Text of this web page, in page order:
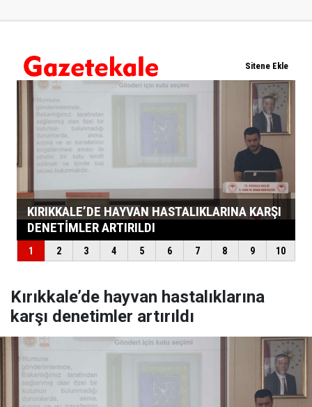
Kırıkkale’de hayvan hastalıklarına
karşı denetimler artırıldı